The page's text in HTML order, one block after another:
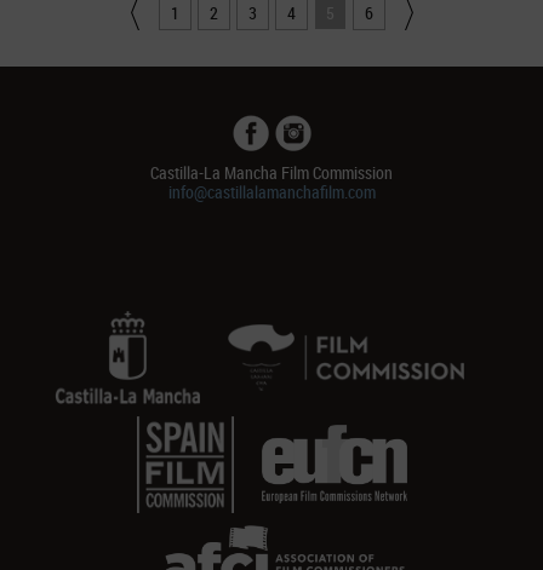
1 2 3 4 5 6
Castilla-La Mancha Film Commission
info@castillalamanchafilm.com